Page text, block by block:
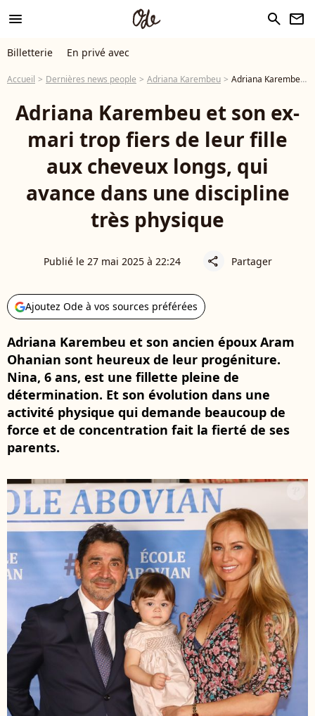
menu search newsletter
Billetterie En privé avec
Accueil Dernières news people Adriana Karembeu Adriana Karembeu et son ex-mari trop fiers de leur fille aux cheveux longs, qui avance dans une discipline très physique
Adriana Karembeu et son ex-
mari trop fiers de leur fille
aux cheveux longs, qui
avance dans une discipline
très physique
Publié le 27 mai 2025 à 22:24 share Partager
Ajoutez Ode à vos sources préférées
Adriana Karembeu et son ancien époux Aram
Ohanian sont heureux de leur progéniture.
Nina, 6 ans, est une fillette pleine de
détermination. Et son évolution dans une
activité physique qui demande beaucoup de
force et de concentration fait la fierté de ses
parents.